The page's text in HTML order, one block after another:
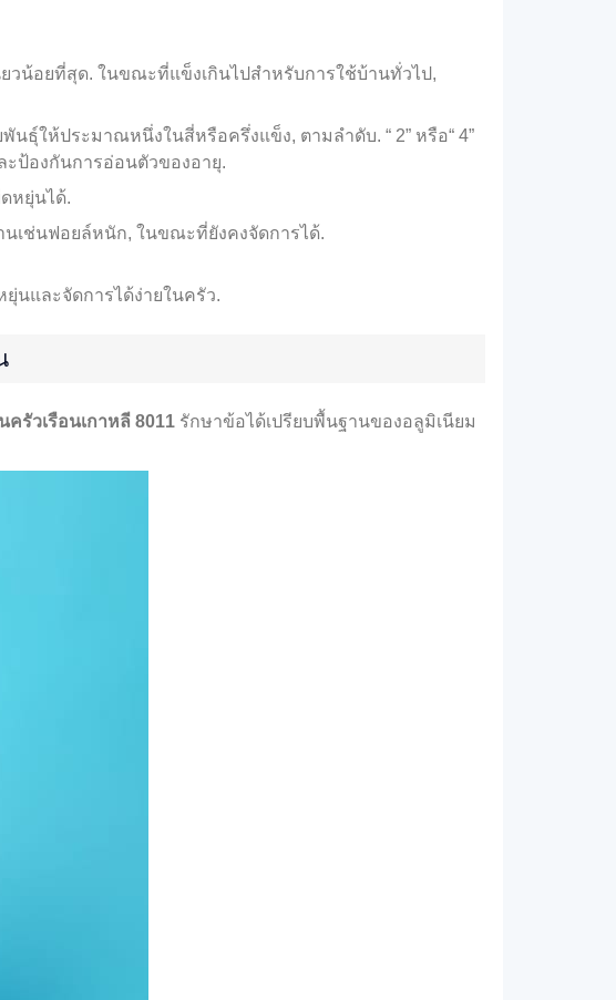
วน้อยที่สุด. ในขณะที่แข็งเกินไปสำหรับการใช้บ้านทั่วไป,
นธุ์ให้ประมาณหนึ่งในสี่หรือครึ่งแข็ง, ตามลำดับ. “ 2” หรือ“ 4”
ป้องกันการอ่อนตัวของอายุ.
หยุ่นได้.
เช่นฟอยล์หนัก, ในขณะที่ยังคงจัดการได้.
นและจัดการได้ง่ายในครัว.
รัวเรือนเกาหลี 8011 รักษาข้อได้เปรียบพื้นฐานของอลูมิเนียม